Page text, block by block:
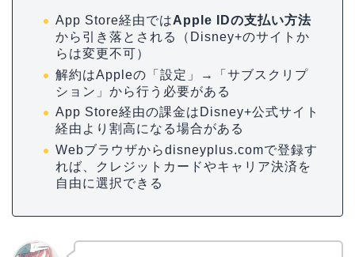
App Store経由ではApple IDの支払い方法
から引き落とされる（Disney+のサイトか
らは変更不可）
解約はAppleの「設定」→「サブスクリプ
ション」から行う必要がある
App Store経由の課金はDisney+公式サイト
経由より割高になる場合がある
Webブラウザからdisneyplus.comで登録す
れば、クレジットカードやキャリア決済を
自由に選択できる